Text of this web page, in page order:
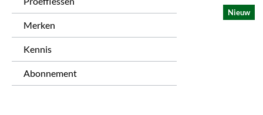
Merken
Kennis
Abonnement
Nieuw